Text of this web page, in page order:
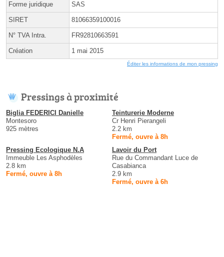
Forme juridique SAS
SIRET 81066359100016
N° TVA Intra. FR92810663591
Création 1 mai 2015
Éditer les informations de mon pressing
Pressings à proximité
Biglia FEDERICI Danielle
Montesoro
925 mètres
Teinturerie Moderne
Cr Henri Pierangeli
2.2 km
Fermé, ouvre à 8h
Pressing Ecologique N.A
Immeuble Les Asphodèles
2.8 km
Fermé, ouvre à 8h
Lavoir du Port
Rue du Commandant Luce de
Casabianca
2.9 km
Fermé, ouvre à 6h